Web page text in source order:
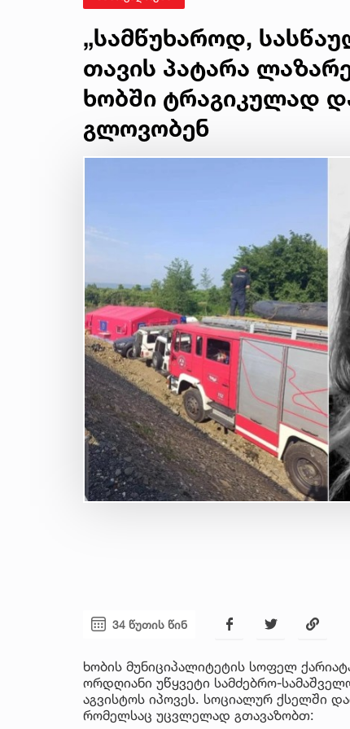
„სამწუხაროდ,
თავის პატარა
ხობში ტრაგიკულად
გლოვობენ
34 წუთის წინ
ხობის მუნიციპალიტეტის სოფელ
ორდღიანი უწყვეტი სამძებრო-
აგვისტოს იპოვეს. სოციალურ ქსელში
რომელსაც უცვლელად გთავაზობთ: